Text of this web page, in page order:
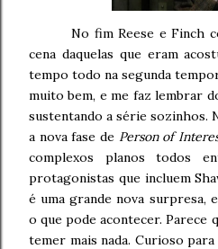
No fim Reese e Finch
cena daquelas que eram
tempo todo na segunda
muito bem, e me faz lembrar
sustentando a série sozinhos.
a nova fase de Person of
complexos planos todos
protagonistas que incluem
é uma grande nova surpresa,
o que pode acontecer. Parece
temer mais nada. Curioso